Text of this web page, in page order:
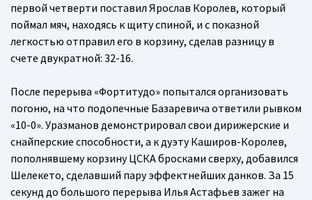
первой четверти поставил Ярослав Королев, который
поймал мяч, находясь к щиту спиной, и с показной
легкостью отправил его в корзину, сделав разницу в
счете двукратной: 32-16.
После перерыва «Фортитудо» попытался организовать
погоню, на что подопечные Базаревича ответили рывком
«10-0». Уразманов демонстрировал свои дирижерские и
снайперские способности, а к дуэту Каширов-Королев,
пополнявшему корзину ЦСКА бросками сверху, добавился
Шелекето, сделавший пару эффектнейших данков. За 15
секунд до большого перерыва Илья Астафьев зажег на